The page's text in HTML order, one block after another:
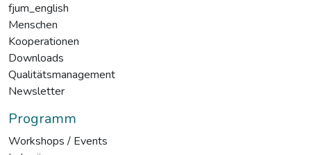
fjum_english
Menschen
Kooperationen
Downloads
Qualitätsmanagement
Newsletter
Programm
Workshops / Events